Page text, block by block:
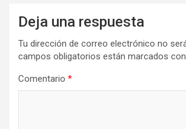
Deja una respuesta
Tu dirección de correo electrónico no
campos obligatorios están marcados con
Comentario *